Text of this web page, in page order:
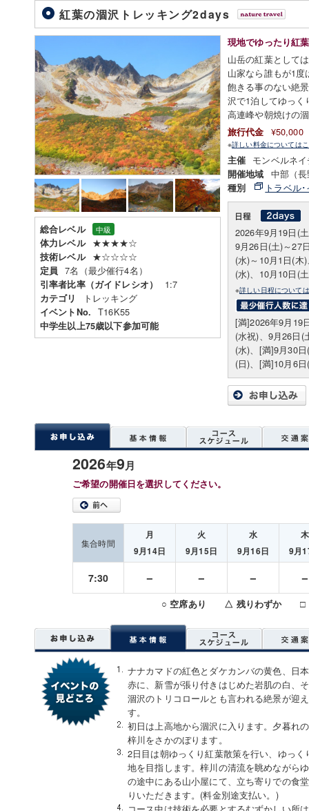
紅葉の涸沢トレッキング2days
総合レベル 中級
体力レベル ★★★★☆
技術レベル ★☆☆☆☆
定員 7名（最少催行4名）
引率者比率（ガイドレシオ） 1:7
カテゴリ トレッキング
イベントNo. T16K55
中学生以上75歳以下参加可能
現地でゆったり紅
山岳の紅葉として
山家なら誰もが1
飽きる事のない絶
沢で1泊してゆっ
高連峰や朝焼けの
旅行代金 ¥50,000
※詳しい料金については
主催 モンベルネ
開催地域 中部（
種別 トラベル
2026年9月19日(
9月26日(土)～27
(水)～10月1日(木
(水)、10月10日(
※詳しい日程について
[満]2026年9月19
(水祝)、9月26日(
(水)、[満]9月30
(日)、[満]10月6
2026年9月
ご希望の開催日を選択してください。
集合時間
月
9月14日
火
9月15日
水
9月16日
木
9月
7:30 － － －
○ 空席あり △ 残りわずか □
ナナカマドの紅色とダケカンバの黄色、日
赤に、新雪が張り付きはじめた岩肌の白、
涸沢のトリコロールとも言われる絶景が迎
す。
初日は上高地から涸沢に入ります。夕暮れ
梓川をさかのぼります。
2日目は朝ゆっくり紅葉散策を行い、ゆっ
地を目指します。梓川の清流を眺めながら
の途中にある山小屋にて、立ち寄りでの食
りいただきます。(料金別途支払い。)